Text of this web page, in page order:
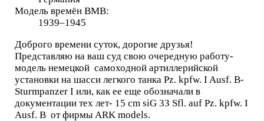
Модель времён ВМВ:
1939–1945
Доброго времени суток, дорогие друзья!
Представляю на ваш суд свою очередную работу-
модель немецкой самоходной артиллерийской
установки на шасси легкого танка Pz. kpfw. I Ausf. B-
Sturmpanzer I или, как ее еще обозначали в
документации тех лет- 15 cm siG 33 Sfl. auf Pz. kpfw. I
Ausf. B от фирмы ARK models.